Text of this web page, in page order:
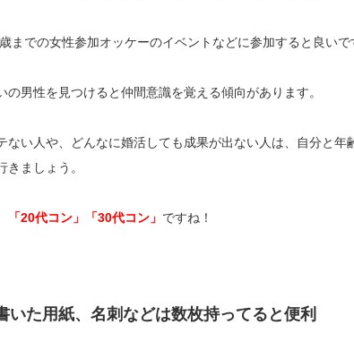
までの女性参加オッケーのイベントなどに参加すると良いで
の男性を見つけると仲間意識を覚える傾向があります。
ない人や、どんなに婚活しても成果が出ない人は、自分と年
ましょう。
「20代コン」「30代コン」 ですね！
た用紙、名刺などは数枚持ってると便利